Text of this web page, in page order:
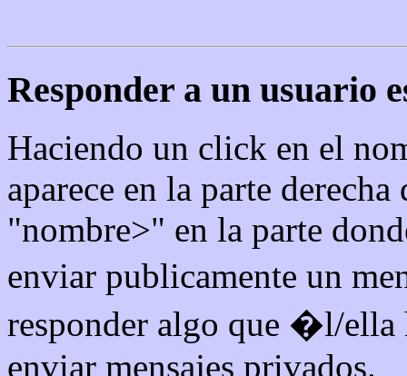
Responder a un usuario
Haciendo un click en el
aparece en la parte
"nombre>" en la parte
enviar publicamente un
responder algo que �l/ella
enviar mensajes privados.